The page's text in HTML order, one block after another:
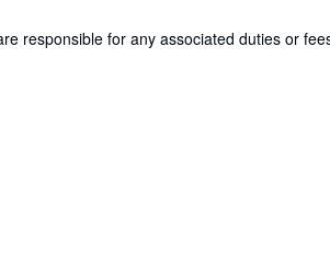
responsible for any associated duties or